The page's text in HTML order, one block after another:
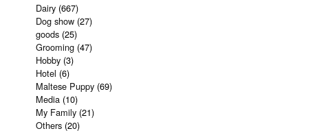
Dairy (667)
Dog show (27)
goods (25)
Grooming (47)
Hobby (3)
Hotel (6)
Maltese Puppy (69)
Media (10)
My Family (21)
Others (20)